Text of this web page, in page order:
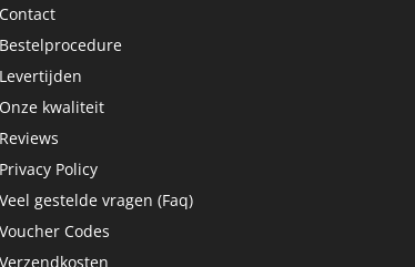
Contact
Bestelprocedure
Levertijden
Onze kwaliteit
Reviews
Privacy Policy
Veel gestelde vragen (Faq)
Voucher Codes
Verzendkosten